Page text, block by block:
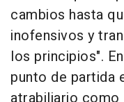
cambios hasta
inofensivos y
los principios".
punto de partida